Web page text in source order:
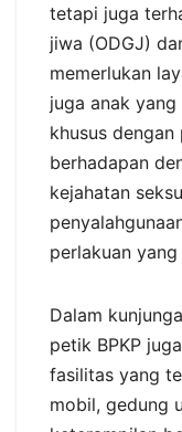
tetapi juga
jiwa (ODGJ)
memerlukan
juga anak
khusus
berhadapan
kejahatan
perlakuan
Dalam
petik BPKP
fasilitas yang
mobil, gedung